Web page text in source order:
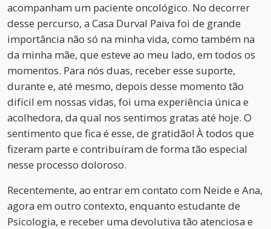
acompanham um paciente oncológico. No decorrer
desse percurso, a Casa Durval Paiva foi de grande
importância não só na minha vida, como também na
da minha mãe, que esteve ao meu lado, em todos os
momentos. Para nós duas, receber esse suporte,
durante e, até mesmo, depois desse momento tão
difícil em nossas vidas, foi uma experiência única e
acolhedora, da qual nos sentimos gratas até hoje. O
sentimento que fica é esse, de gratidão! À todos que
fizeram parte e contribuíram de forma tão especial
nesse processo doloroso.
Recentemente, ao entrar em contato com Neide e Ana,
agora em outro contexto, enquanto estudante de
Psicologia, e receber uma devolutiva tão atenciosa e